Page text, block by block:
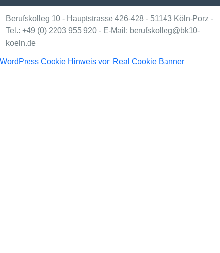
Berufskolleg 10 - Hauptstrasse 426-428 - 51143 Köln-Porz -
Tel.: +49 (0) 2203 955 920 - E-Mail: berufskolleg@bk10-
koeln.de
WordPress Cookie Hinweis von Real Cookie Banner